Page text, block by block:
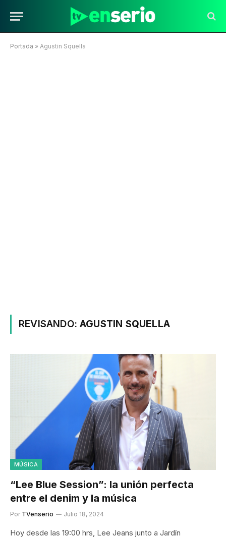
Portada » Agustin Squella
REVISANDO:AGUSTIN SQUELLA
MÚSICA
“Lee Blue Session”: la unión perfecta
entre el denim y la música
Por TVenserio Julio 18, 2024
Hoy desde las 19:00 hrs, Lee Jeans junto a Jardín